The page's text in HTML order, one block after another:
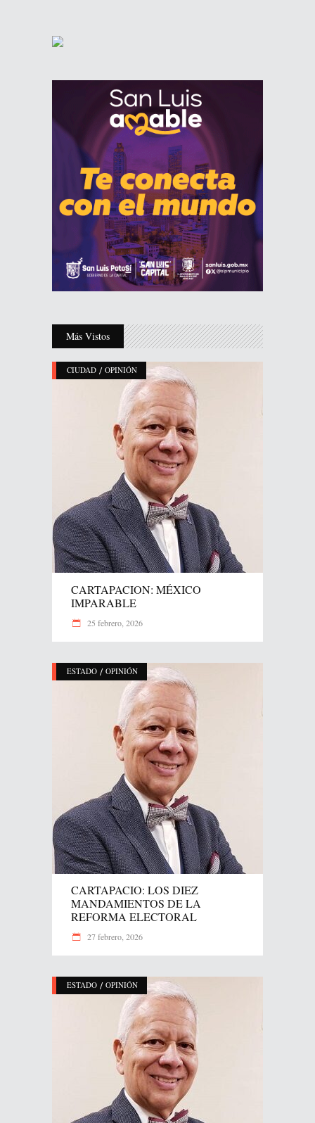
Más Vistos
CIUDAD / OPINIÓN
CARTAPACION: MÉXICO
IMPARABLE
25 febrero, 2026
ESTADO / OPINIÓN
CARTAPACIO: LOS DIEZ
MANDAMIENTOS DE LA
REFORMA ELECTORAL
27 febrero, 2026
ESTADO / OPINIÓN